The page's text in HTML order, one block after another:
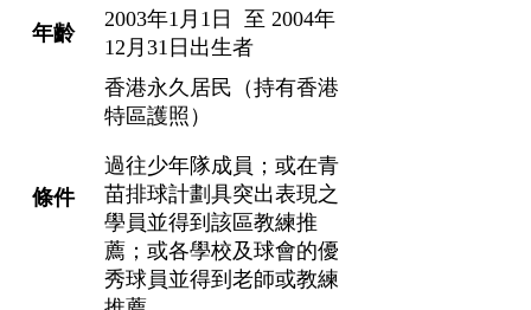
年齡
2003年1月1日 至 2004年
12月31日出生者
條件
香港永久居民（持有香港
特區護照）
過往少年隊成員；或在青
苗排球計劃具突出表現之
學員並得到該區教練推
薦；或各學校及球會的優
秀球員並得到老師或教練